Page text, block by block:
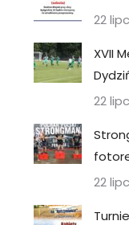
22
XVII
22
22